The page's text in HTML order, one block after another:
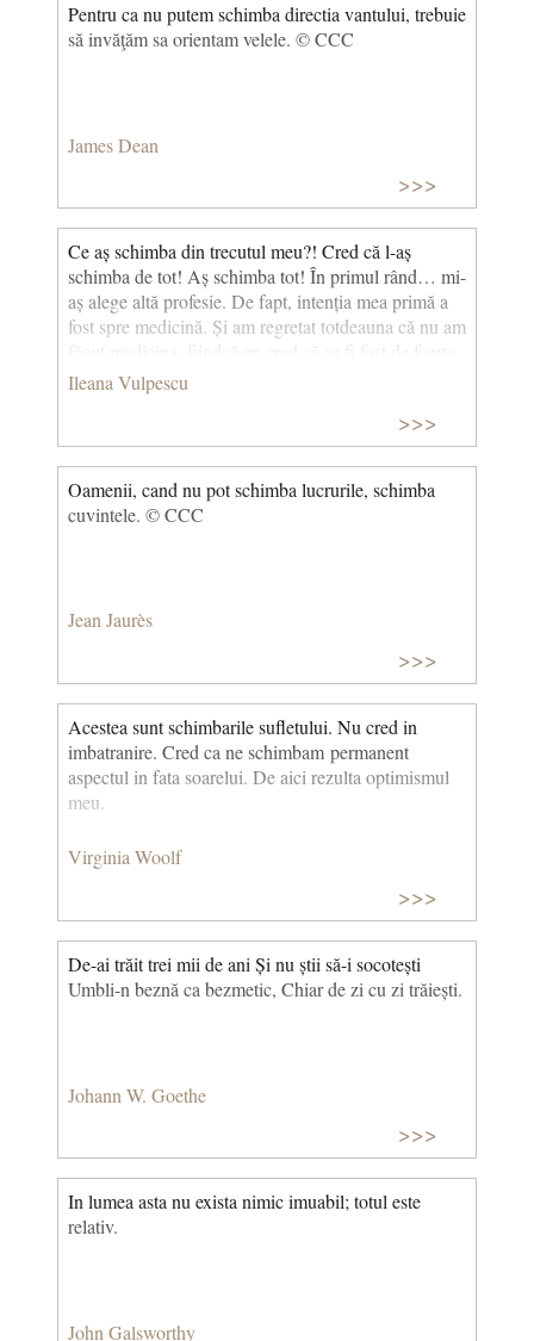
Pentru ca nu putem schimba directia vantului, trebuie
să invăţăm sa orientam velele. © CCC
James Dean
>>>
Ce aș schimba din trecutul meu?! Cred că l-aș
schimba de tot! Aș schimba tot! În primul rând… mi-
aș alege altă profesie. De fapt, intenția mea primă a
fost spre medicină. Și am regretat totdeauna că nu am
mare folos. În primul rând pentru că îmi este foarte
milă de tot ce este viață. Mie mi-e milă și să rup o
floare. Pentru că știu că și ea suferă. Nu se poate,
dacă sunt celule vii, să nu le doară. De asta v-am
spus că, atunci când iți iei un animal în casă, îți iei
durere.
Ileana Vulpescu
>>>
Oamenii, cand nu pot schimba lucrurile, schimba
cuvintele. © CCC
Jean Jaurès
>>>
Acestea sunt schimbarile sufletului. Nu cred in
imbatranire. Cred ca ne schimbam permanent
aspectul in fata soarelui. De aici rezulta optimismul
meu.
Virginia Woolf
>>>
De-ai trăit trei mii de ani Și nu știi să-i socotești
Umbli-n beznă ca bezmetic, Chiar de zi cu zi trăiești.
Johann W. Goethe
>>>
In lumea asta nu exista nimic imuabil; totul este
relativ.
John Galsworthy